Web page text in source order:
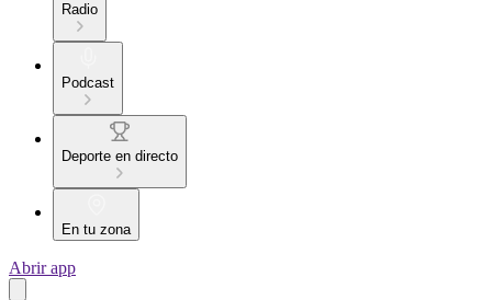
Radio
Podcast
Deporte en directo
En tu zona
Abrir app